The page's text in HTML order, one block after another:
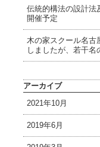
伝統的構法の設計法
開催予定
木の家スクール名
しましたが、若干名
アーカイブ
2021年10月
2019年6月